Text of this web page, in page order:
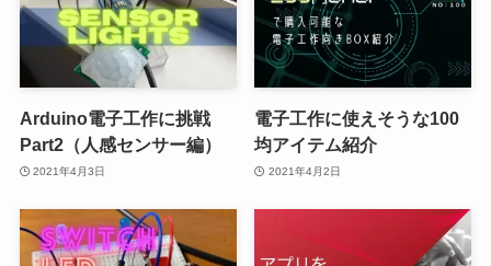
Arduino電子工作に挑戦
Part2（人感センサー編）
2021年4月3日
電子工作に使えそうな100
均アイテム紹介
2021年4月2日